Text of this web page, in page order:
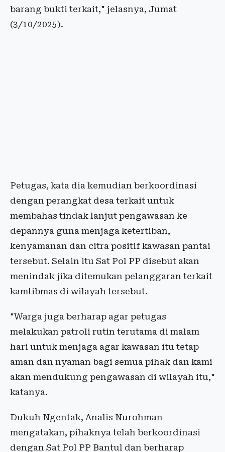
barang bukti terkait," jelasnya, Jumat
(3/10/2025).
Petugas, kata dia kemudian berkoordinasi
dengan perangkat desa terkait untuk
membahas tindak lanjut pengawasan ke
depannya guna menjaga ketertiban,
kenyamanan dan citra positif kawasan pantai
tersebut. Selain itu Sat Pol PP disebut akan
menindak jika ditemukan pelanggaran terkait
kamtibmas di wilayah tersebut.
"Warga juga berharap agar petugas
melakukan patroli rutin terutama di malam
hari untuk menjaga agar kawasan itu tetap
aman dan nyaman bagi semua pihak dan kami
akan mendukung pengawasan di wilayah itu,"
katanya.
Dukuh Ngentak, Analis Nurohman
mengatakan, pihaknya telah berkoordinasi
dengan Sat Pol PP Bantul dan berharap